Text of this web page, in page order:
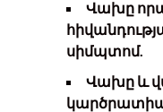
Վախը
սիմպտոմ.
Վախը և